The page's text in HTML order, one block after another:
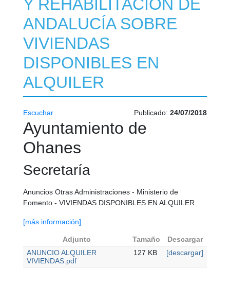
Y REHABILITACIÓN DE
ANDALUCÍA SOBRE
VIVIENDAS
DISPONIBLES EN
ALQUILER
Escuchar
Ayuntamiento de
Ohanes
Secretaría
Anuncios Otras Administraciones - Ministerio de
Fomento - VIVIENDAS DISPONIBLES EN ALQUILER
Publicado: 24/07/2018
[más información]
Adjunto Tamaño
Descargar
ANUNCIO ALQUILER
VIVIENDAS.pdf
127 KB [descargar]